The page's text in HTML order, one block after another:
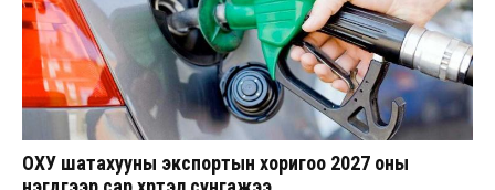
ОХУ шатахууны экспортын хоригоо 2027 оны